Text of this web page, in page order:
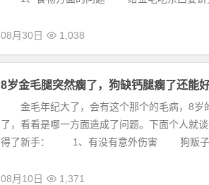
08月30日 1,038
8岁金毛腿突然瘸了，狗缺钙腿瘸了还能
金毛年纪大了，会有这个那个的毛病，8岁
了，看看是哪一方面造成了问题。下面个人就
得了新手： 1、有没有意外伤害 狗贩子
08月10日 1,371